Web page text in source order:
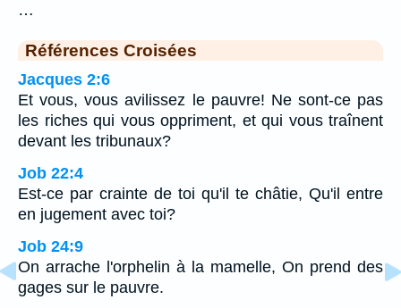
…
Références Croisées
Jacques 2:6
Et vous, vous avilissez le pauvre! Ne sont-ce pas
les riches qui vous oppriment, et qui vous traînent
devant les tribunaux?
Job 22:4
Est-ce par crainte de toi qu'il te châtie, Qu'il entre
en jugement avec toi?
Job 24:9
On arrache l'orphelin à la mamelle, On prend des
gages sur le pauvre.